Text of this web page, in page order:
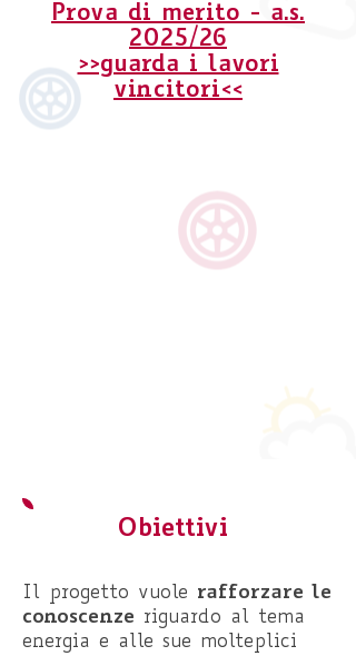
Prova di merito - a.s.
2025/26
>>guarda i lavori
vincitori<<
Obiettivi
Il progetto vuole rafforzare le
conoscenze riguardo al tema
energia e alle sue molteplici